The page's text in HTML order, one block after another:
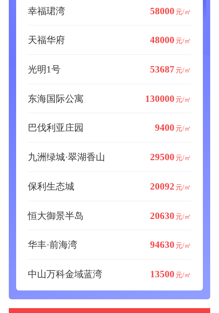
幸福珺湾 58000 元/㎡
天福华府 48000 元/㎡
光明1号 53687 元/㎡
东海国际公寓 130000 元/㎡
巴伐利亚庄园 9400 元/㎡
九洲绿城·翠湖香山 29500 元/㎡
保利生态城 20092 元/㎡
恒大御景半岛 20630 元/㎡
华丰·前海湾 94630 元/㎡
中山万科金域蓝湾 13500 元/㎡